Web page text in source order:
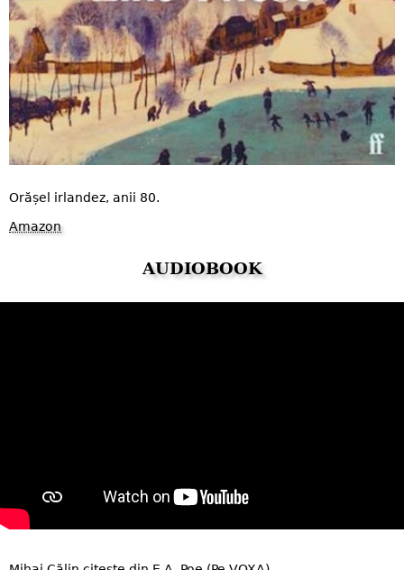
Orășel irlandez, anii 80.
Amazon
AUDIOBOOK